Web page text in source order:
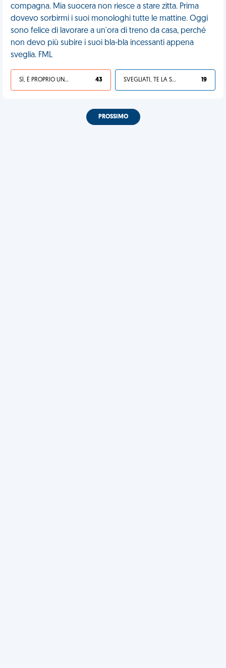
compagna. Mia suocera non riesce a stare zitta. Prima
dovevo sorbirmi i suoi monologhi tutte le mattine. Oggi
sono felice di lavorare a un'ora di treno da casa, perché
non devo più subire i suoi bla-bla incessanti appena
sveglia. FML
SÌ, È PROPRIO UNA VDM! 43 SVEGLIATI, TE LA SEI CERCATA! 19
PROSSIMO